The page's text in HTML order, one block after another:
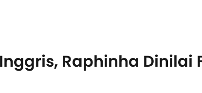
Raphinha Dinilai